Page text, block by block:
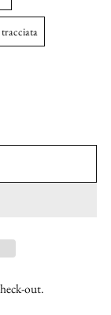
tracciata
out.